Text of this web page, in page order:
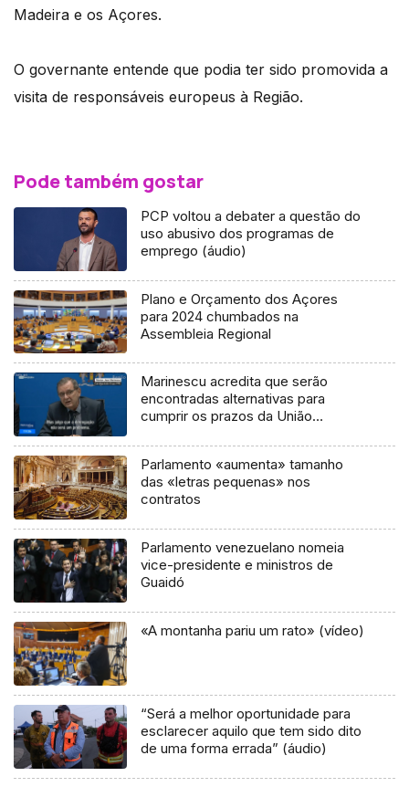
Madeira e os Açores.
O governante entende que podia ter sido promovida a
visita de responsáveis europeus à Região.
Pode também gostar
PCP voltou a debater a questão do
uso abusivo dos programas de
emprego (áudio)
Plano e Orçamento dos Açores
para 2024 chumbados na
Assembleia Regional
Marinescu acredita que serão
encontradas alternativas para
cumprir os prazos da União
Parlamento «aumenta» tamanho
das «letras pequenas» nos
contratos
Parlamento venezuelano nomeia
vice-presidente e ministros de
Guaidó
«A montanha pariu um rato» (vídeo)
“Será a melhor oportunidade para
esclarecer aquilo que tem sido dito
de uma forma errada” (áudio)